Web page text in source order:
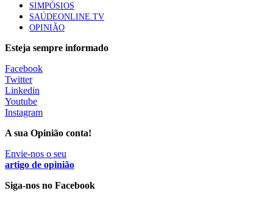
MAIS NOTÍCIAS
nutricionista no primeiro mês
7 Ago, 2026
apoio robótico em Portugal
7 Ago, 2026 |0 Comments
SIMPÓSIOS
SAÚDEONLINE.TV
OPINIÃO
Esteja sempre informado
Facebook
Twitter
Linkedin
Youtube
Instagram
A sua Opinião conta!
Envie-nos o seu
artigo de opinião
Siga-nos no Facebook